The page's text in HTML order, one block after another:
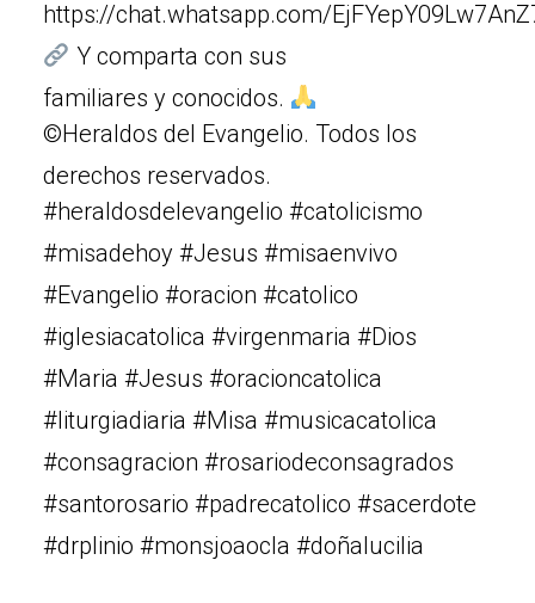
https://chat.whatsapp.com/
Y comparta con sus
familiares y conocidos.
©Heraldos del Evangelio. Todos los
derechos reservados.
#heraldosdelevangelio #catolicismo
#misadehoy #Jesus #misaenvivo
#Evangelio #oracion #catolico
#iglesiacatolica #virgenmaria #Dios
#Maria #Jesus #oracioncatolica
#liturgiadiaria #Misa #musicacatolica
#consagracion #rosariodeconsagrados
#santorosario #padrecatolico #sacerdote
#drplinio #monsjoaocla #doñalucilia